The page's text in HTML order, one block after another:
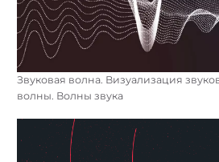
Звуковая волна. Визуализация
волны. Волны звука